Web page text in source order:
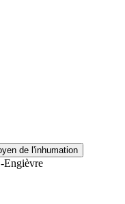
de l'inhumation
Engièvre